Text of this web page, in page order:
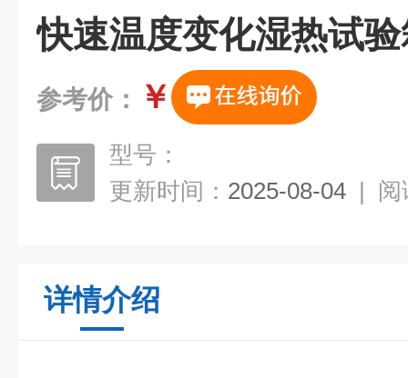
快速温度变化湿热试
参考价： ￥
型号：
更新时间： 2025-08-04 | 阅
详情介绍